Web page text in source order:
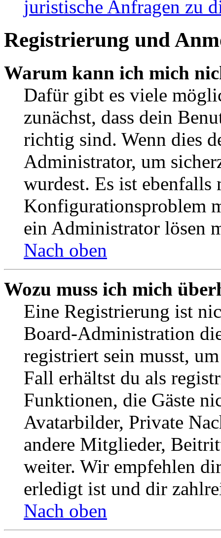
juristische Anfragen zu
Registrierung und
Warum kann ich mich
Dafür gibt es viele
zunächst, dass dein
richtig sind. Wenn dies
Administrator, um
wurdest. Es ist ebenfalls
Konfigurationsproblem
ein Administrator lösen
Nach oben
Wozu muss ich mich
Eine Registrierung ist
Board-Administration
registriert sein musst,
Fall erhältst du als
Funktionen, die Gäste
Avatarbilder, Private
andere Mitglieder,
weiter. Wir empfehlen
erledigt ist und dir
Nach oben